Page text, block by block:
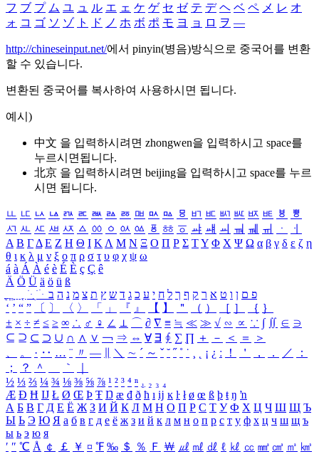
フ ブ プ ム ユ ュ ル エ ェ ケ ゲ セ ゼ テ デ ヘ ベ ペ メ レ オ
ォ コ ゴ ソ ゾ ト ド ノ ホ ボ ポ モ ヨ ョ ロ ヲ ―
http://chineseinput.net/에서 pinyin(병음)방식으로 중국어를 변환
할 수 있습니다.
변환된 중국어를 복사하여 사용하시면 됩니다.
예시)
中文 을 입력하시려면 zhongwen을 입력하시고 space를
누르시면됩니다.
北京 을 입력하시려면 beijing을 입력하시고 space를 누르
시면 됩니다.
ㅥ ㅦ ㅧ ㅨ ㅩ ㅪ ㅫ ㅬ ㅭ ㅮ ㅯ ㅰ ㅱ ㅲ ㅳ ㅴ ㅵ ㅶ ㅷ ㅸ
ㅹ
ㅺ ㅻ ㅼ ㅽ ㅾ ㅿ ㆀ ㆁ ㆂ ㆃ ㆄ ㆅ ㆆ ㆇ ㆈ ㆉ ㆊ ㆋ ㆌ ㆍ
ㆎ
Α Β ΓΔ Ε Ζ Η Θ Ι ΚΛ Μ Ν Ξ Ο Π Ρ Σ ΤΥ Φ Χ Ψ Ω α β γ δ ε ζ η
θ ι κ λ μ ν ξ ο π ρ σ τ υ φ χ ψ ω
á à Á À é è É È ç Ç ê
Ä Ö Ü ä ö ü ß
ִֶֹ ֻּ ׁׂ פ ם ן ו ט א ר ק ף ך ל ח י ע כ ג ד ש ץ ת צ מ נ ה ב
‘ ’ “ ” 〔 〕 〈 〉 「 」 『 』 【 】 ＂ （ ） ［ ］ ｛ ｝
± × ÷ ≠ ≤ ≥ ∞ ∴ ♂ ♀ ∠ ⊥ ⌒ ∂ ∇ ≡ ≒ ≪ ≫ √ ∽ ∝ ∵ ∫ ∬ ∈ ∋
⊆ ⊇ ⊂ ⊃ ∪ ∩ ∧ ∨ ￢ ⇒ ⇔ ∀ ∃ ∮ ∑ ∏ ＋ － ＜ ＝
＞
、
。 · ‥ … ¨ 〃 ― ＼ ∼ ´ ～ ˇ ˘ ˝ ˚ ˙ ¸ ¡ ¿ ː ！ ＇ ， ． ／
：
；
？ ＾ ｀
½ ⅓ ⅔ ¼ ¾ ⅛ ⅜ ⅝ ⅞ ¹ ² ³ ⁴ ⁿ ₁ ₂ ₃ ₄
Æ Ð Ħ Ĳ Ł Ø Œ Þ Ŧ Ŋ æ đ ð ħ ı ĳ ĸ ŀ ł ø œ ß þ ŧ ŋ ŉ
А Б В Г Д Е Ё Ж З И Й К Л М Н О П Р С Т У Ф Х Ц Ч Ш Щ Ъ
Ы Ь Э Ю Я а б в г д е ё ж з и й к л м н о п р с т у ф х ц ч ш щ ъ
ы ь э ю я
′ ″ ℃ Å ￠ ￡ ￥ ¤ ℉ ‰ ＄ ％ Ｆ ￦ ㎕ ㎖ ㎗ ℓ ㎘ ㏄ ㎣ ㎤ ㎥ ㎦